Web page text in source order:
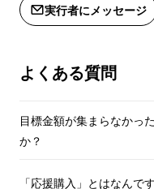
加えて、ホテル
でも出先で不便や
な想いから旅行・
実行者にメッセージ
よくある質問
目標金額が集まらなかっ
か？
「応援購入」とはなんで